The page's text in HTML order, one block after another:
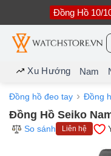
nội
dung
Đồng Hồ 10/
Xu Hướng Nam
Đồng hồ đeo tay Đồng
Đồng Hồ Seiko
So sánh
Liên hệ